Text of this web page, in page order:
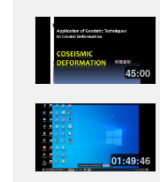
45:00
01:49:46